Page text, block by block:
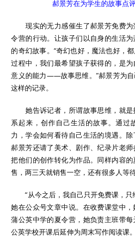
郝景芳在为学生的故事点
现实的无力感催生了郝景芳免费为
令营的行动。让孩子们以自身的生活
的奇幻故事。“奇幻也好，魔法也好，
过程中，我们最希望孩子获得的，是
意义的能力——故事思维。”郝景芳为
这样的记录。
她告诉记者，所谓故事思维，就是
系起来，创作自己生活的故事。通过
力，学会如何看待自己生活的境遇。除
郝景芳还请了美术、剧作、纪录片老
把他们的创作转化为作品。同样内容
售，两三天就销售一空，还有很多人等待
“从今之后，我自己只开免费课，只
她在公众号文章中说。在收费课堂中
蒲公英中学的夏令营，她负责主班带
公英学校开课后延伸为周末写作阅读课。